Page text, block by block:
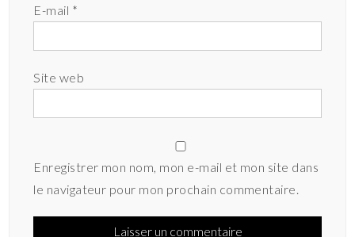
E-mail *
Site web
Enregistrer mon nom, mon e-mail et mon site dans
le navigateur pour mon prochain commentaire.